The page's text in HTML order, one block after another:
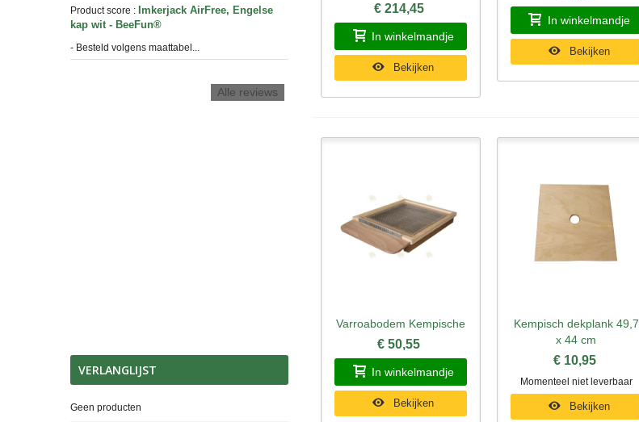
Product score : Imkerjack AirFree, Engelse
kap wit - BeeFun®
- Besteld volgens maattabel...
Alle reviews
VERLANGLIJST
Geen producten
€ 214,45
In winkelmandje
Bekijken
In winkelmandje
Bekijken
Snel bekijken
Varroabodem Kempische
€ 50,55
In winkelmandje
Bekijken
Snel bekijken
Kempisch dekplank 49,7
x 44 cm
€ 10,95
Momenteel niet leverbaar
Bekijken